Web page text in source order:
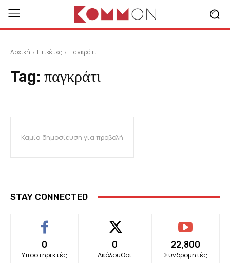
Αρχική Ετικέτες παγκράτι
Tag: παγκράτι
Καμία δημοσίευση για προβολή
STAY CONNECTED
0
Υποστηρικτές
0
Ακόλουθοι
22,800
Συνδρομητές